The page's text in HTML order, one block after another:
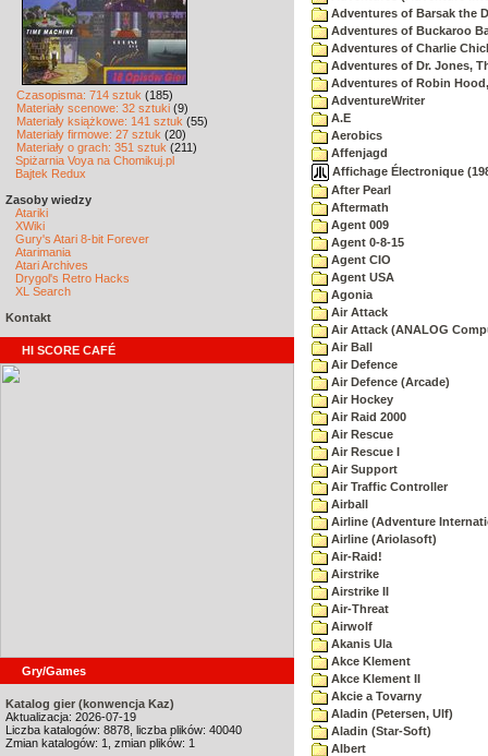
Czasopisma: 714 sztuk (185)
Materiały scenowe: 32 sztuki (9)
Materiały książkowe: 141 sztuk (55)
Materiały firmowe: 27 sztuk (20)
Materiały o grach: 351 sztuk (211)
Spiżarnia Voya na Chomikuj.pl
Bajtek Redux
Zasoby wiedzy
Atariki
XWiki
Gury's Atari 8-bit Forever
Atarimania
Atari Archives
Drygol's Retro Hacks
XL Search
Kontakt
HI SCORE CAFÉ
Gry/Games
Katalog gier (konwencja Kaz)
Aktualizacja: 2026-07-19
Liczba katalogów: 8878, liczba plików: 40040
Zmian katalogów: 1, zmian plików: 1
Adventures of Barsak the
Adventures of Buckaroo
Adventures of Charlie
Adventures of Dr. Jones,
Adventures of Robin
AdventureWriter
A.E
Aerobics
Affenjagd
Affichage Électronique
After Pearl
Aftermath
Agent 009
Agent 0-8-15
Agent CIO
Agent USA
Agonia
Air Attack
Air Attack (ANALOG
Air Ball
Air Defence
Air Defence (Arcade)
Air Hockey
Air Raid 2000
Air Rescue
Air Rescue I
Air Support
Air Traffic Controller
Airball
Airline (Adventure
Airline (Ariolasoft)
Air-Raid!
Airstrike
Airstrike II
Air-Threat
Airwolf
Akanis Ula
Akce Klement
Akce Klement II
Akcie a Tovarny
Aladin (Petersen, Ulf)
Aladin (Star-Soft)
Albert